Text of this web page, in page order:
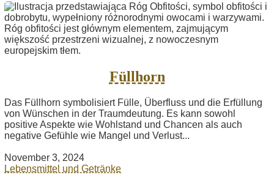
Füllhorn
Das Füllhorn symbolisiert Fülle, Überfluss und die Erfüllung
von Wünschen in der Traumdeutung. Es kann sowohl
positive Aspekte wie Wohlstand und Chancen als auch
negative Gefühle wie Mangel und Verlust...
November 3, 2024
Lebensmittel und Getränke